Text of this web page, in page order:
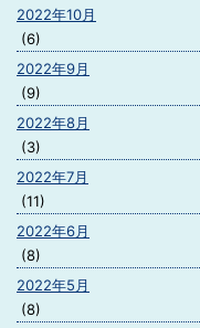
2022年10月
(6)
2022年9月
(9)
2022年8月
(3)
2022年7月
(11)
2022年6月
(8)
2022年5月
(8)